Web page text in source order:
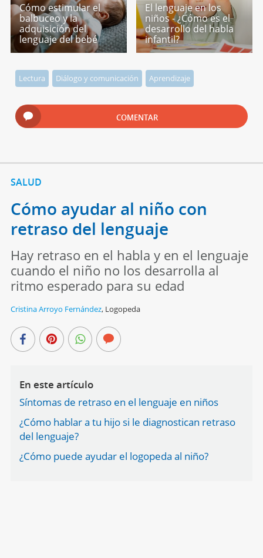
Cómo estimular el
balbuceo y la
adquisición del
lenguaje del bebé
El lenguaje en los
niños - ¿Cómo es el
desarrollo del habla
infantil?
Lectura Diálogo y comunicación Aprendizaje
COMENTAR
SALUD
Cómo ayudar al niño con
retraso del lenguaje
Hay retraso en el habla y en el lenguaje
cuando el niño no los desarrolla al
ritmo esperado para su edad
Cristina Arroyo Fernández, Logopeda
En este artículo
Síntomas de retraso en el lenguaje en niños
¿Cómo hablar a tu hijo si le diagnostican retraso
del lenguaje?
¿Cómo puede ayudar el logopeda al niño?